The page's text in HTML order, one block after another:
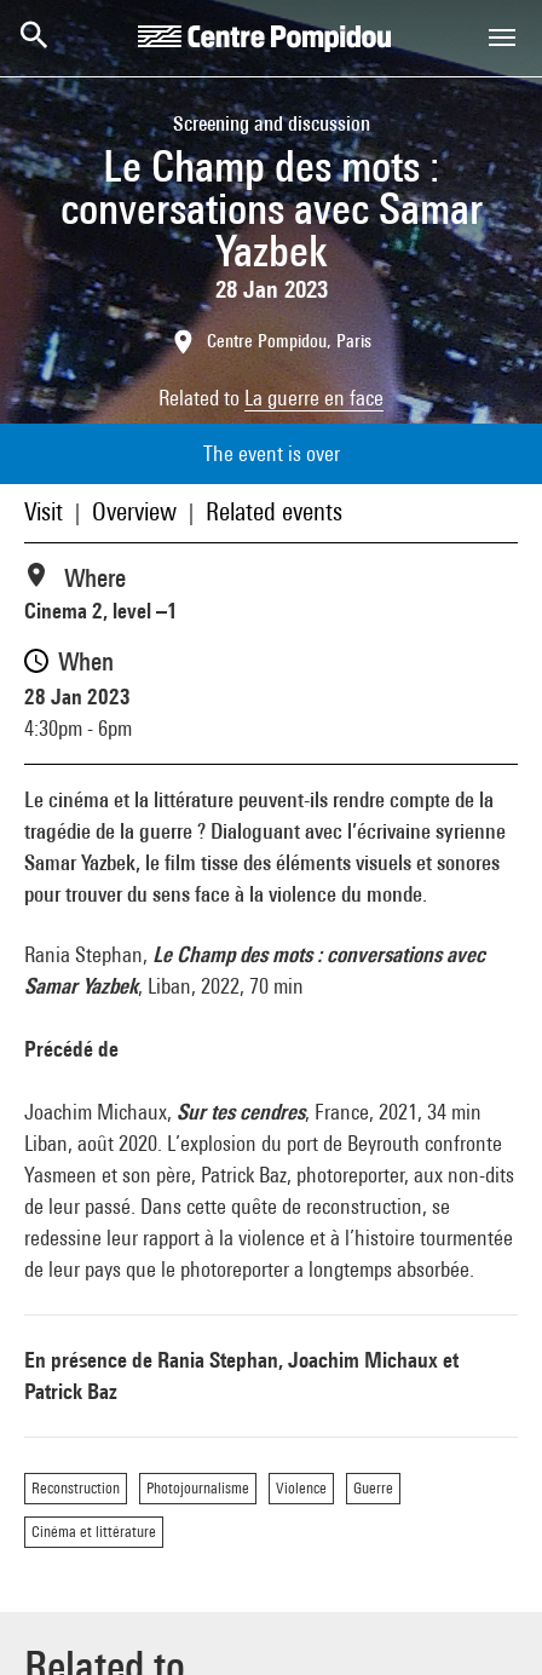
Skip to main content
Centre Pompidou
Screening and discussion
Le Champ des mots :
conversations avec Samar
Yazbek
28 Jan 2023
Centre Pompidou, Paris
Related to La guerre en face
The event is over
Visit Overview Related events
Le cinéma et la littérature peuvent-ils rendre compte de la
tragédie de la guerre ? Dialoguant avec l’écrivaine syrienne
Samar Yazbek, le film tisse des éléments visuels et sonores
pour trouver du sens face à la violence du monde.
Rania Stephan, Le Champ des mots : conversations avec
Samar Yazbek, Liban, 2022, 70 min
Précédé de
Joachim Michaux, Sur tes cendres, France, 2021, 34 min
Liban, août 2020. L’explosion du port de Beyrouth confronte
Yasmeen et son père, Patrick Baz, photoreporter, aux non-dits
de leur passé. Dans cette quête de reconstruction, se
redessine leur rapport à la violence et à l’histoire tourmentée
de leur pays que le photoreporter a longtemps absorbée.
En présence de Rania Stephan, Joachim Michaux et
Patrick Baz
Reconstruction Photojournalisme Violence Guerre
Cinéma et littérature
Where
Cinema 2, level –1
When
28 Jan 2023
4:30pm - 6pm